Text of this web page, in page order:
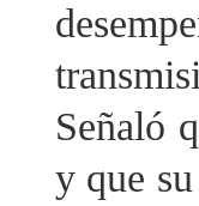
Señaló
y que